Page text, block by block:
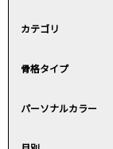
カテゴリ
骨格タイプ
パーソナルカラー